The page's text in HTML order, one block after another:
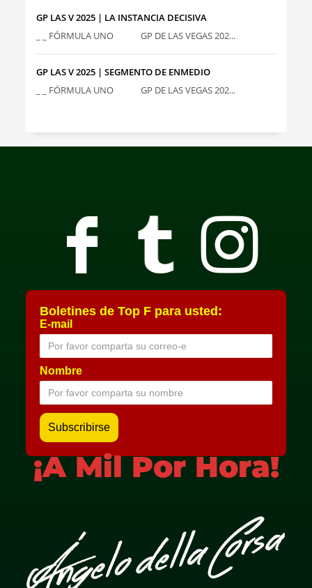
GP LAS V 2025 | LA INSTANCIA DECISIVA
_ _ FÓRMULA UNO GP DE LAS VEGAS 202...
GP LAS V 2025 | SEGMENTO DE ENMEDIO
_ _ FÓRMULA UNO GP DE LAS VEGAS 202...
Boletines de Top F para usted:
E-mail
Nombre
¡A Mil Por Hora!